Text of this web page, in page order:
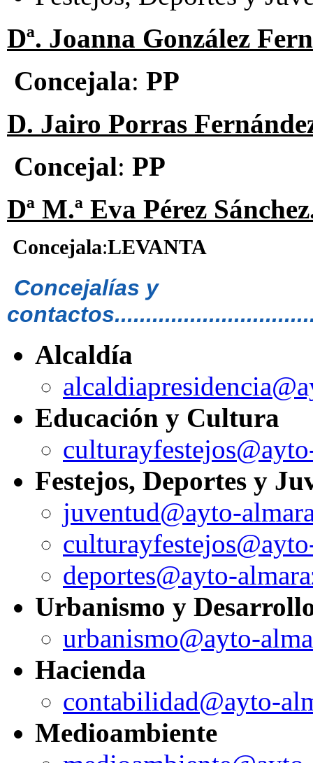
Dª. Joanna González
Concejala: PP
D. Jairo Porras
Concejal: PP
Dª M.ª Eva Pérez
Concejala:LEVANTA
Concejalías y
Alcaldía
Educación y Cultura
Festejos, Deportes y
juventud@ayto-
deportes@ayto-
Urbanismo y
urbanismo@ayto-
Hacienda
contabilidad@ayto-
Medioambiente